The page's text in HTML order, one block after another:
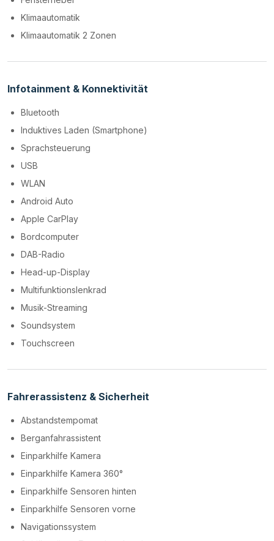
Klimaautomatik
Klimaautomatik 2 Zonen
Infotainment & Konnektivität
Bluetooth
Induktives Laden (Smartphone)
Sprachsteuerung
USB
WLAN
Android Auto
Apple CarPlay
Bordcomputer
DAB-Radio
Head-up-Display
Multifunktionslenkrad
Musik-Streaming
Soundsystem
Touchscreen
Fahrerassistenz & Sicherheit
Abstandstempomat
Berganfahrassistent
Einparkhilfe Kamera
Einparkhilfe Kamera 360°
Einparkhilfe Sensoren hinten
Einparkhilfe Sensoren vorne
Navigationssystem